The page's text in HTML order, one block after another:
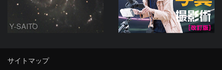
Y-SAITO
サイトマップ